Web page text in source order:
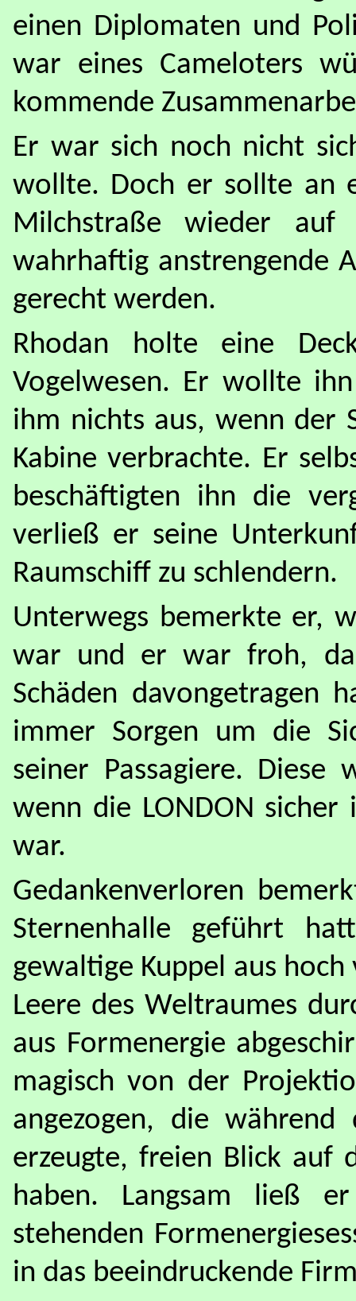
einen Diplomaten und
war eines Cameloters
kommende
Er war sich noch nicht
wollte. Doch er sollte an
Milchstraße wieder
wahrhaftig anstrengende
gerecht werden.
Rhodan holte eine
Vogelwesen. Er wollte
ihm nichts aus, wenn der
Kabine verbrachte. Er
beschäftigten ihn die
verließ er seine
Raumschiff zu schlendern.
Unterwegs bemerkte er,
war und er war froh,
Schäden davongetragen
immer Sorgen um die
seiner Passagiere.
wenn die LONDON
war.
Gedankenverloren
Sternenhalle geführt
gewaltige Kuppel aus
Leere des Weltraumes
aus Formenergie
magisch von der
angezogen, die
erzeugte, freien Blick auf
haben. Langsam ließ
stehenden
in das beeindruckende